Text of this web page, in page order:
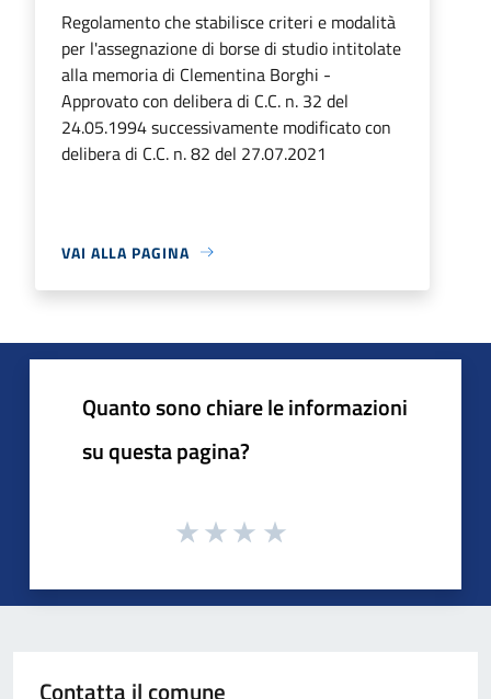
Regolamento che stabilisce criteri e modalità
per l'assegnazione di borse di studio intitolate
alla memoria di Clementina Borghi -
Approvato con delibera di C.C. n. 32 del
24.05.1994 successivamente modificato con
delibera di C.C. n. 82 del 27.07.2021
VAI ALLA PAGINA
Quanto sono chiare le informazioni
su questa pagina?
Contatta il comune